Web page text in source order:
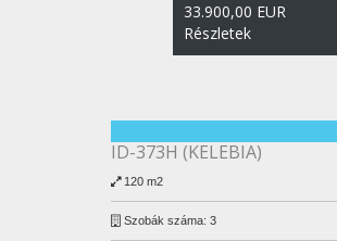
33.900,00 EUR
Részletek
ID-373H (KELEBIA)
120 m2
Szobák száma: 3